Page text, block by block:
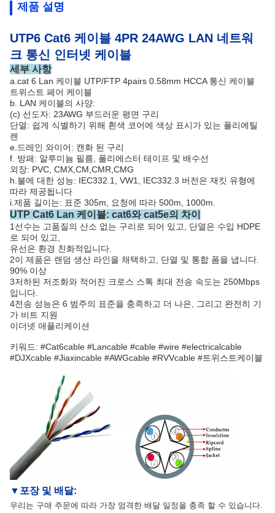
제품 설명
UTP6 Cat6 케이블 4PR 24AWG LAN 네트워
크 통신 인터넷 케이블
세부 사항
a.cat 6 Lan 케이블 UTP/FTP 4pairs 0.58mm HCCA 통신 케이블
트위스트 페어 케이블
b. LAN 케이블의 사양:
(c) 선도자: 23AWG 부드러운 평면 구리
단열: 쉽게 식별하기 위해 흰색 코어에 색상 표시가 있는 폴리에틸
렌
e.드레인 와이어: 캔화 된 구리
f. 방패: 알루미늄 필름, 폴리에스터 테이프 및 배수선
외장: PVC, CMX,CM,CMR,CMG
h.불에 대한 성능: IEC332.1, VW1, IEC332.3 버전은 재킷 유형에
따라 제공됩니다
i.제품 길이는: 표준 305m, 요청에 따라 500m, 1000m.
UTP Cat6 Lan 케이블: cat6와 cat5e의 차이
1선수는 고품질의 산소 없는 구리로 되어 있고, 단열은 수입 HDPE
로 되어 있고,
유선은 환경 친화적입니다.
2이 제품은 랜덤 생산 라인을 채택하고, 단열 및 통합 폼을 냅니다.
90% 이상
3저하된 저조화와 적어진 크로스 스톡 최대 전송 속도는 250Mbps
입니다.
4전송 성능은 6 범주의 표준을 충족하고 더 나은, 그리고 완전히 기
가 비트 지원
이더넷 애플리케이션
키워드: #Cat6cable #Lancable #cable #wire #electricalcable
#DJXcable #Jiaxincable #AWGcable #RVVcable #트위스트케이블
▼ 포장 및 배달:
우리는 구매 주문에 따라 가장 엄격한 배달 일정을 충족 할 수 있습니다.